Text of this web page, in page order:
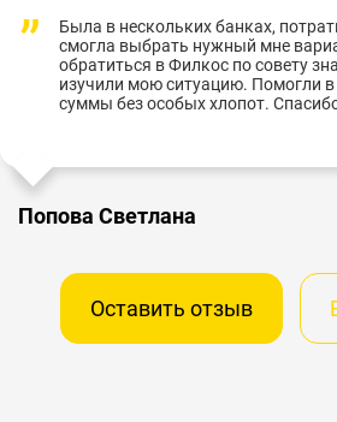
Была в нескольких банках,
смогла выбрать нужный мне
обратиться в Филкос по совету
изучили мою ситуацию. Помогли
суммы без особых хлопот.
Попова Светлана
Оставить отзыв